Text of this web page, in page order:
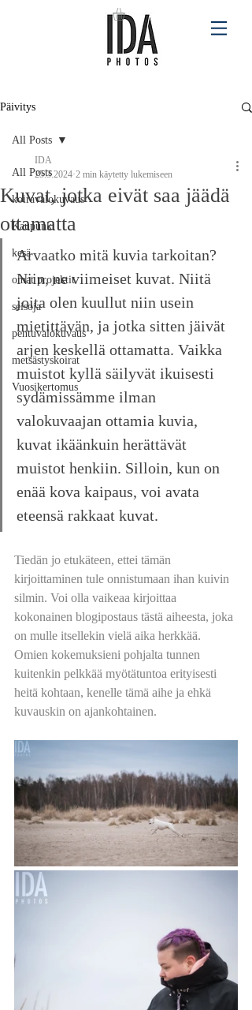
Päivitys
All Posts
koiravalokuvaus
Kaupunki
kesä
omat projektit
seisoja
pentuvalokuvaus
metsästyskoirat
Vuosikertomus
All Posts
Kuvat, jotka eivät saa jäädä
ottamatta
IDA
25.3.2024 2 min käytetty lukemiseen
Arvaatko mitä kuvia tarkoitan?
Niin, ne viimeiset kuvat. Niitä
joita olen kuullut niin usein
mietittävän, ja jotka sitten jäivät
arjen keskellä ottamatta. Vaikka
muistot kyllä säilyvät ikuisesti
sydämissämme ilman
valokuvaajan ottamia kuvia,
kuvat ikäänkuin herättävät
muistot henkiin. Silloin, kun on
enää kova kaipaus, voi avata
eteensä rakkaat kuvat.
Tiedän jo etukäteen, ettei tämän
kirjoittaminen tule onnistumaan ihan kuivin
silmin. Voi olla vaikeaa kirjoittaa
kokonainen blogipostaus tästä aiheesta, joka
on mulle itsellekin vielä aika herkkää.
Omien kokemuksieni pohjalta tunnen
kuitenkin pelkkää myötätuntoa erityisesti
heitä kohtaan, kenelle tämä aihe ja ehkä
kuvauskin on ajankohtainen.